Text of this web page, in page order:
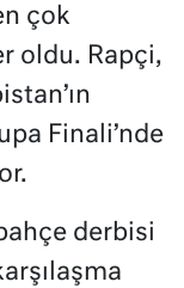
çok
oldu. Rapçi,
Finali’nde
derbisi